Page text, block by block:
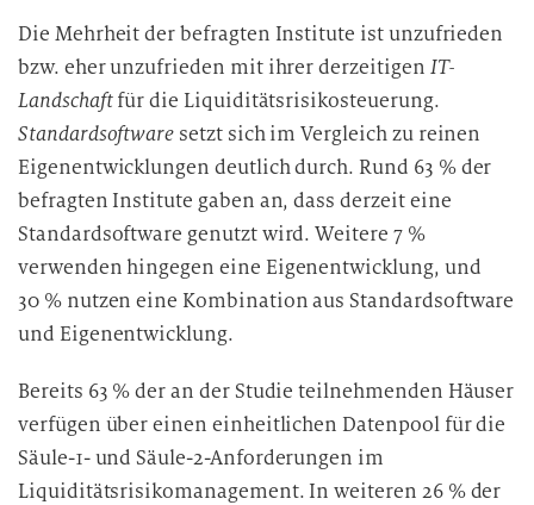
Die Mehrheit der befragten Institute ist unzufrieden
bzw. eher unzufrieden mit ihrer derzeitigen IT-
Landschaftfür die Liquiditätsrisikosteuerung.
Standardsoftware setzt sich im Vergleich zu reinen
Eigenentwicklungen deutlich durch. Rund 63 % der
befragten Institute gaben an, dass derzeit eine
Standardsoftware genutzt wird. Weitere 7 %
verwenden hingegen eine Eigenentwicklung, und
30 % nutzen eine Kombination aus Standardsoftware
und Eigenentwicklung.
Bereits 63 % der an der Studie teilnehmenden Häuser
verfügen über einen einheitlichen Datenpool für die
Säule-1- und Säule-2-Anforderungen im
Liquiditätsrisikomanagement. In weiteren 26 % der